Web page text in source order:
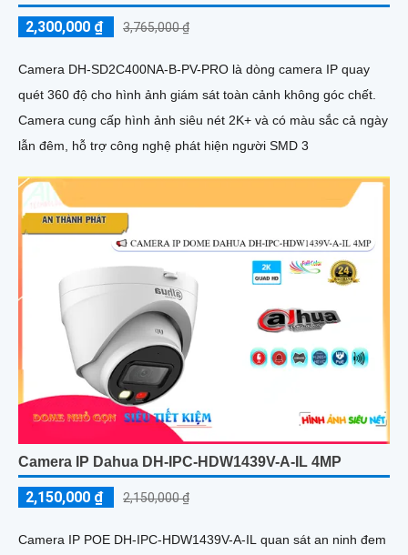
2,300,000 ₫ 3,765,000 ₫
Camera DH-SD2C400NA-B-PV-PRO là dòng camera IP quay
quét 360 độ cho hình ảnh giám sát toàn cảnh không góc chết.
Camera cung cấp hình ảnh siêu nét 2K+ và có màu sắc cả ngày
lẫn đêm, hỗ trợ công nghệ phát hiện người SMD 3
Camera IP Dahua DH-IPC-HDW1439V-A-IL 4MP
2,150,000 ₫ 2,150,000 ₫
Camera IP POE DH-IPC-HDW1439V-A-IL quan sát an ninh đem